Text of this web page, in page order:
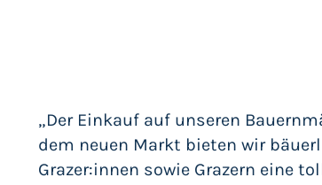
„Der Einkauf auf unseren
dem neuen Markt bieten wir
Grazer:innen sowie Grazern eine